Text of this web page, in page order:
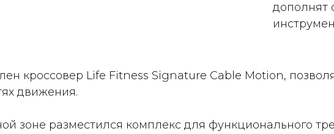
дополнят
кроссовер Life Fitness Signature Cable Motion,
движения.
зоне разместился комплекс для функционального